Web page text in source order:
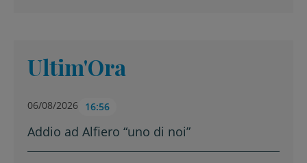
Ultim'Ora
06/08/2026 16:56
Addio ad Alfiero “uno di noi”